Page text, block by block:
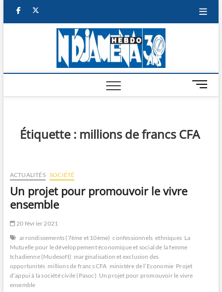
facebook
M
e
u
Étiquette : millions de francs CFA
ACTUALITÉS SOCIÉTÉ
Un projet pour promouvoir le vivre
ensemble
20 février 2021
arrondissements (7ème et 10ème) confessionnels ethniques La
Mutuelle pour le développement économique et social de la femme
tchadienne (Mudesoft) marginalisation et exclusion des
opportunités millions de francs CFA ministère de l’Economie Projet
d’appui à la société civile (Pasoc) Un projet pour promouvoir le vivre
ensemble